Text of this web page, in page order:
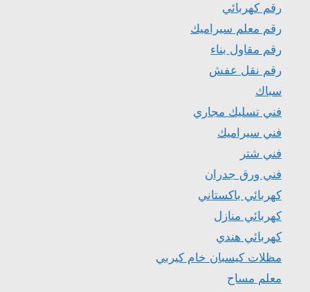
رقم كهربائي
رقم معلم سيراميك
رقم مقاول بناء
رقم نقل عفش
سباك
فني تسليك مجاري
فني سيراميك
فني شتر
فني ورق جدران
كهربائي باكستاني
كهربائي منازل
كهربائي هندي
مظلات كيسبان خام كيربي
معلم مساح